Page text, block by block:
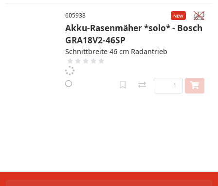
605938
Akku-Rasenmäher *solo* - Bosch
GRA18V2-46SP
Schnittbreite 46 cm Radantrieb